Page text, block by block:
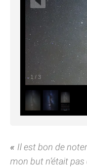
1 / 3
Il est bon de
mon but n’était